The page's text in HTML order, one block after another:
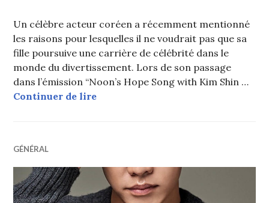
Un célèbre acteur coréen a récemment mentionné
les raisons pour lesquelles il ne voudrait pas que sa
fille poursuive une carrière de célébrité dans le
monde du divertissement. Lors de son passage
dans l’émission “Noon’s Hope Song with Kim Shin …
Continuer de lireUn célèbre acteur coréen révèle
GÉNÉRAL